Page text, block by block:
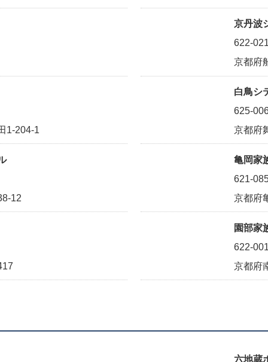
京丹波
622-
京都府
1-204-1
白鳥シ
625-
京都府
12
亀岡家
621-
京都府
園部家
622-
京都府
六地蔵